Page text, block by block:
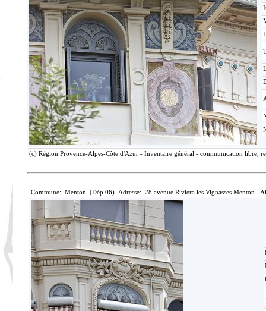
(c) Région Provence-Alpes-Côte d'Azur - Inventaire général - communication libre,
Commune: Menton (Dép.06) Adresse: 28 avenue Riviera les Vignasses Menton.